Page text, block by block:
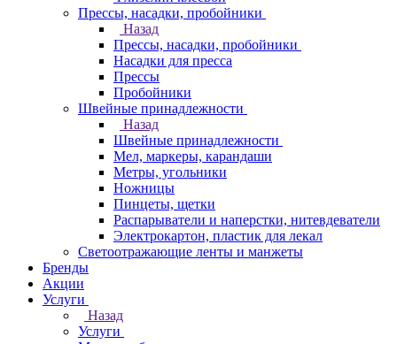
Прессы, насадки, пробойники
Назад
Прессы, насадки, пробойники
Насадки для пресса
Прессы
Пробойники
Швейные принадлежности
Назад
Швейные принадлежности
Мел, маркеры, карандаши
Метры, угольники
Ножницы
Пинцеты, щетки
Распарыватели и наперстки, нитевдеватели
Электрокартон, пластик для лекал
Светоотражающие ленты и манжеты
Бренды
Акции
Услуги
Назад
Услуги